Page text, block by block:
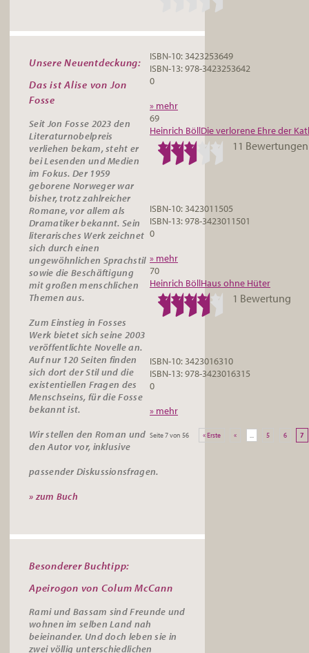
ISBN-10: 3423253649
ISBN-13: 978-3423253642
0
» mehr
69
Heinrich BöllDie verlorene Ehre der
11 Bewertungen
ISBN-10: 3423011505
ISBN-13: 978-3423011501
0
» mehr
70
Heinrich BöllHaus ohne Hüter
1 Bewertung
ISBN-10: 3423016310
ISBN-13: 978-3423016315
0
» mehr
Seite 7 von 56 « Erste « 5 6 7
Unsere Neuentdeckung:
Das ist Alise von Jon
Fosse
Seit Jon Fosse 2023 den
Literaturnobelpreis
verliehen bekam, steht er
bei Lesenden und Medien
im Fokus. Der 1959
geborene Norweger war
bisher, trotz zahlreicher
Romane, vor allem als
Dramatiker bekannt. Sein
literarisches Werk zeichnet
sich durch einen
ungewöhnlichen Sprachstil
sowie die Beschäftigung
mit großen menschlichen
Themen aus.
Zum Einstieg in Fosses
Werk bietet sich seine 2003
veröffentlichte Novelle an.
Auf nur 120 Seiten finden
sich dort der Stil und die
existentiellen Fragen des
Menschseins, für die Fosse
bekannt ist.
Wir stellen den Roman und
den Autor vor, inklusive
passender Diskussionsfragen.
» zum Buch
Besonderer Buchtipp:
Apeirogon von Colum McCann
Rami und Bassam sind Freunde und
wohnen im selben Land nah
beieinander. Und doch leben sie in
zwei völlig unterschiedlichen